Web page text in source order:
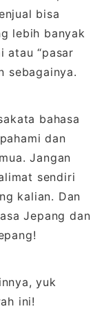
bisa
lebih banyak
atau “pasar
sebagainya.
bahasa
dan
Jangan
sendiri
kalian. Dan
Jepang dan
yuk
ini!